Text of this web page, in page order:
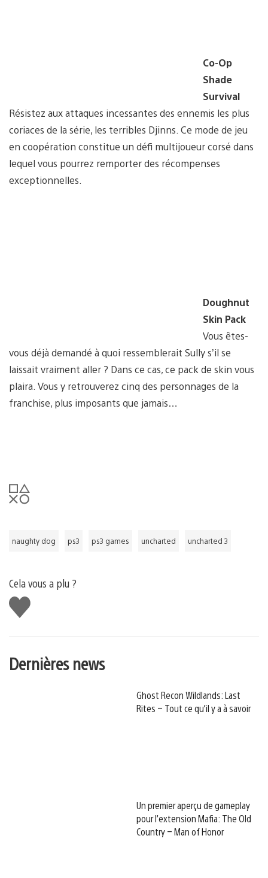
Co-Op
Shade
Survival
Résistez aux attaques incessantes des ennemis les plus
coriaces de la série, les terribles Djinns. Ce mode de jeu
en coopération constitue un défi multijoueur corsé dans
lequel vous pourrez remporter des récompenses
exceptionnelles.
Doughnut
Skin Pack
Vous êtes-
vous déjà demandé à quoi ressemblerait Sully s’il se
laissait vraiment aller ? Dans ce cas, ce pack de skin vous
plaira. Vous y retrouverez cinq des personnages de la
franchise, plus imposants que jamais…
naughty dog ps3 ps3 games uncharted uncharted 3
Cela vous a plu ?
J'aime
Dernières news
Ghost Recon Wildlands: Last
Rites – Tout ce qu’il y a à savoir
Un premier aperçu de gameplay
pour l’extension Mafia: The Old
Country – Man of Honor